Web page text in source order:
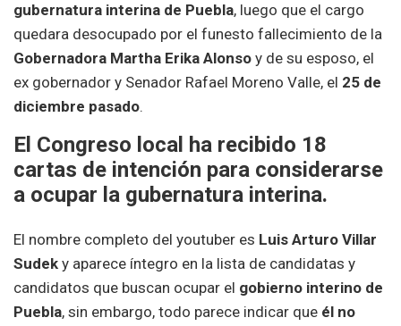
gubernatura interina de Puebla, luego que el cargo
quedara desocupado por el funesto fallecimiento de la
Gobernadora Martha Erika Alonso y de su esposo, el
ex gobernador y Senador Rafael Moreno Valle, el 25 de
diciembre pasado.
El Congreso local ha recibido 18
cartas de intención para considerarse
a ocupar la gubernatura interina.
El nombre completo del youtuber es Luis Arturo Villar
Sudek y aparece íntegro en la lista de candidatas y
candidatos que buscan ocupar el gobierno interino de
Puebla, sin embargo, todo parece indicar que él no